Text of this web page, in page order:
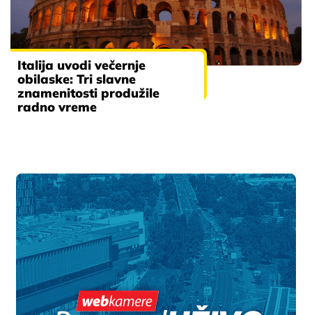
Italija uvodi večernje
obilaske: Tri slavne
znamenitosti produžile
radno vreme